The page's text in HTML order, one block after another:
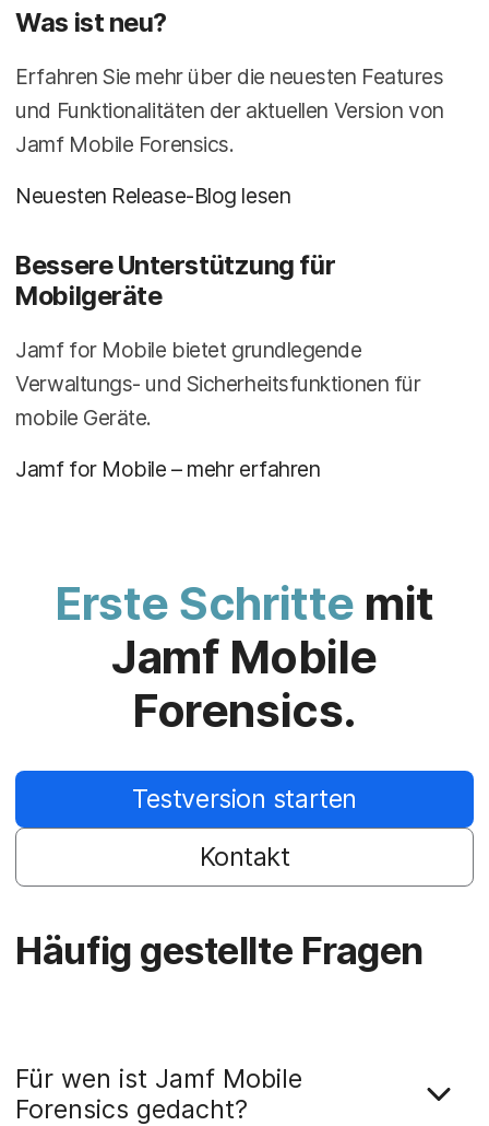
Was ist neu?
Erfahren Sie mehr über die neuesten Features
und Funktionalitäten der aktuellen Version von
Jamf Mobile Forensics.
Neuesten Release-Blog lesen
Bessere Unterstützung für
Mobilgeräte
Jamf for Mobile bietet grundlegende
Verwaltungs- und Sicherheitsfunktionen für
mobile Geräte.
Jamf for Mobile – mehr erfahren
Erste Schritte mit
Jamf Mobile
Forensics.
Testversion starten
Kontakt
Häufig gestellte Fragen
Für wen ist Jamf Mobile
Forensics gedacht?